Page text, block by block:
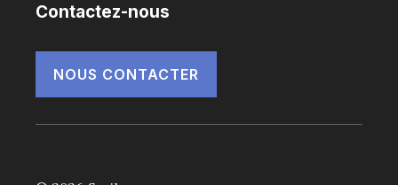
Contactez-nous
NOUS CONTACTER